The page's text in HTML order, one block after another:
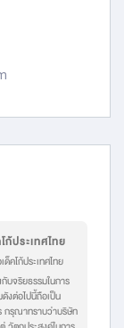
ประเทศไทย
คโก้ประเทศไทย
บจริยธรรมในการ
งต่อไปนี้ถือเป็น
กรุณาทราบว่าบริษัท